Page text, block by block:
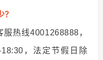
热线4001268888，
，法定节假日除